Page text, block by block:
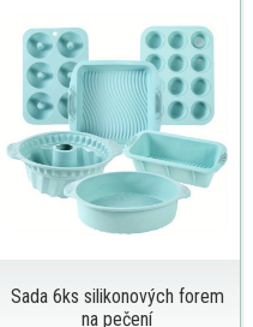
Sada 6ks silikonových forem
na pečení